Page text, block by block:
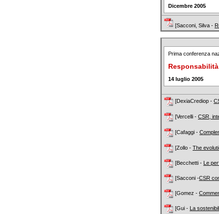
Dicembre 2005
[Sacconi, Silva -
Prima conferenza
14 luglio 2005
[DexiaCrediop -
[Vercelli - CSR,
[Cafaggi -
[Zollo - The
[Becchetti - Le
[Sacconi -CSR
[Gomez -
[Gui - La